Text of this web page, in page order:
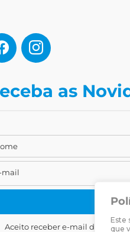
Este
que
as
mail
Aceito receber e-mail da